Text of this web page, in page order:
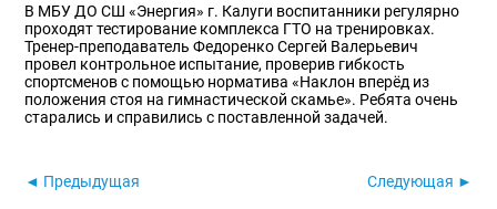
В МБУ ДО СШ «Энергия» г. Калуги воспитанники регулярно
проходят тестирование комплекса ГТО на тренировках.
Тренер-преподаватель Федоренко Сергей Валерьевич
провел контрольное испытание, проверив гибкость
спортсменов с помощью норматива «Наклон вперёд из
положения стоя на гимнастической скамье». Ребята очень
старались и справились с поставленной задачей.
◄ Предыдущая Следующая ►